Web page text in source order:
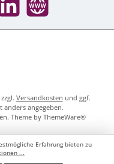
LinkedIn Website
Versandkosten und ggf.
anders angegeben.
Theme by ThemeWare®
Erfahrung bieten zu
...